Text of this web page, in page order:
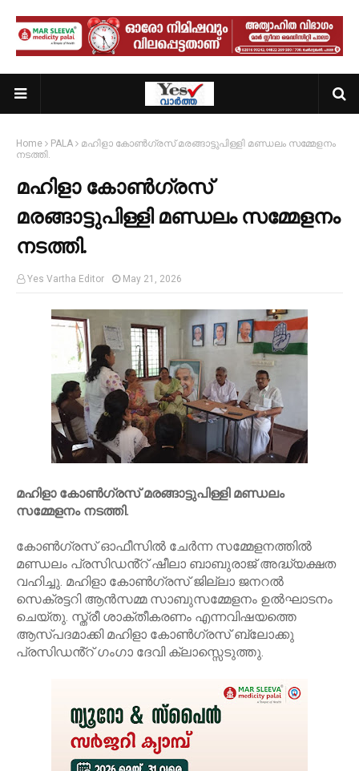
Home PALA
മഹിളാ കോൺഗ്രസ് മരങ്ങാട്ടുപിള്ളി മണ്ഡലം സമ്മേളനം
നടത്തി.
മഹിളാ കോൺഗ്രസ്
മരങ്ങാട്ടുപിള്ളി മണ്ഡലം സമ്മേളനം
നടത്തി.
Yes Vartha Editor May 21, 2026
മഹിളാ കോൺഗ്രസ് മരങ്ങാട്ടുപിള്ളി മണ്ഡലം
സമ്മേളനം നടത്തി.
കോൺഗ്രസ് ഓഫീസിൽ ചേർന്ന സമ്മേളനത്തിൽ
മണ്ഡലം പ്രസിഡൻ്റ് ഷീലാ ബാബുരാജ് അദ്ധ്യക്ഷത
വഹിച്ചു. മഹിളാ കോൺഗ്രസ് ജില്ലാ ജനറൽ
സെക്രട്ടറി ആൻസമ്മ സാബുസമ്മേളനം ഉൽഘാടനം
ചെയ്തു. സ്ത്രീ ശാക്തീകരണം എന്നവിഷയത്തെ
ആസ്പദമാക്കി മഹിളാ കോൺഗ്രസ് ബ്ലോക്കു
പ്രസിഡൻ്റ് ഗംഗാ ദേവി ക്ലാസ്സെടുത്തു.